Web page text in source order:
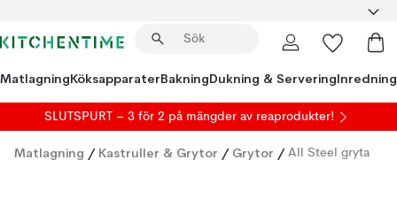
MatlagningKöksapparaterBakningDukning & ServeringInredning
SLUTSPURT – 3 för 2 på mängder av reaprodukter!
Matlagning / Kastruller & Grytor / Grytor / All Steel gryta